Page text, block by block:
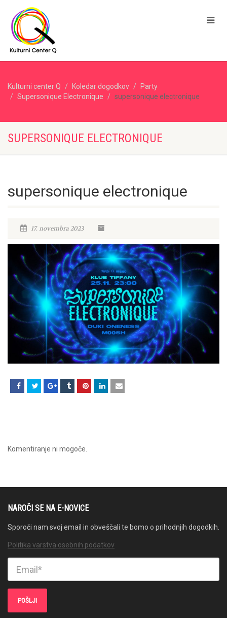
Kulturni center Q Koledar dogodkov
Party
Supersonique Electronique
supersonique electronique
SUPERSONIQUE ELECTRONIQUE
supersonique electronique
17. novembra 2023
Komentiranje ni mogoče.
NAROČI SE NA E-NOVICE
Sporoči nam svoj email in obveščali te bomo o prihodnjih dogodkih.
Politika varstva osebnih podatkov